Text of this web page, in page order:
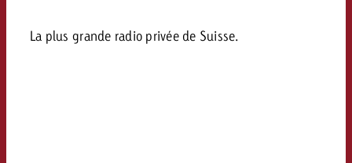
La plus grande radio privée de Suisse.